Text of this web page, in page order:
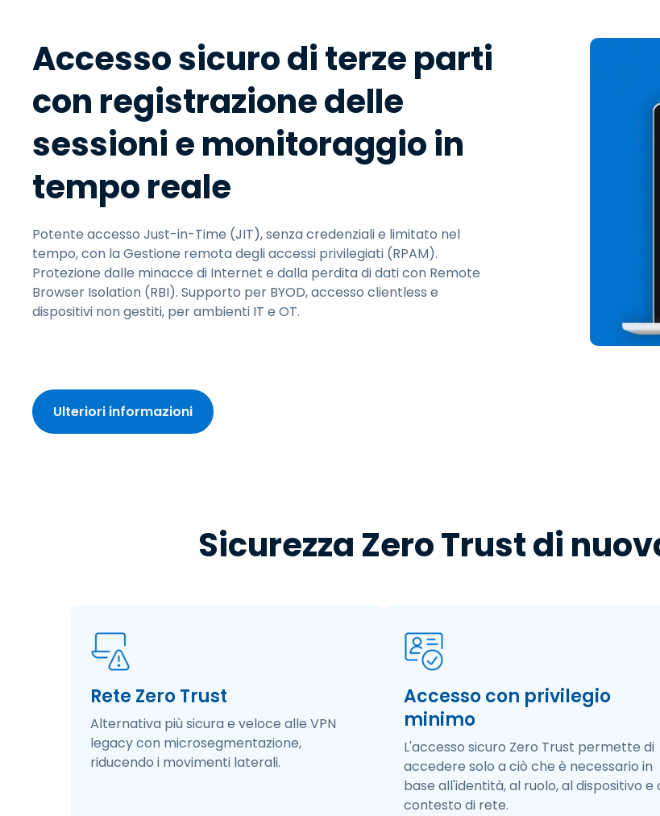
Accesso sicuro di terze parti
con registrazione delle
sessioni e monitoraggio in
tempo reale​
Potente accesso Just-in-Time (JIT), senza credenziali e limitato nel
tempo, con la Gestione remota degli accessi privilegiati (RPAM).
Protezione dalle minacce di Internet e dalla perdita di dati con Remote
Browser Isolation (RBI). Supporto per BYOD, accesso clientless e
dispositivi non gestiti, per ambienti IT e OT.​
Ulteriori informazioni
Sicurezza Zero Trust di
Rete Zero Trust
Alternativa più sicura e veloce alle VPN
legacy con microsegmentazione,
riducendo i movimenti laterali. ​
Accesso con privilegio
minimo
L'accesso sicuro Zero Trust permette di
accedere solo a ciò che è necessario in
base all'identità, al ruolo, al dispositivo e
contesto di rete.​